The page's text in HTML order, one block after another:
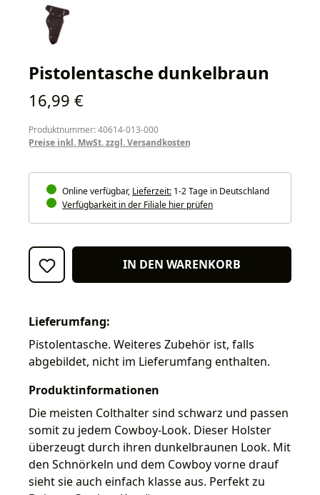
Pistolentasche dunkelbraun
Regulärer Preis:
16,99 €
Produktnummer: 40614-013-000
Preise inkl. MwSt. zzgl. Versandkosten
Online verfügbar, Lieferzeit: 1-2 Tage in Deutschland
Verfügbarkeit in der Filiale hier prüfen
IN DEN WARENKORB
Lieferumfang:
Pistolentasche. Weiteres Zubehör ist, falls
abgebildet, nicht im Lieferumfang enthalten.
Produktinformationen
Die meisten Colthalter sind schwarz und passen
somit zu jedem Cowboy-Look. Dieser Holster
überzeugt durch ihren dunkelbraunen Look. Mit
den Schnörkeln und dem Cowboy vorne drauf
sieht sie auch einfach klasse aus. Perfekt zu